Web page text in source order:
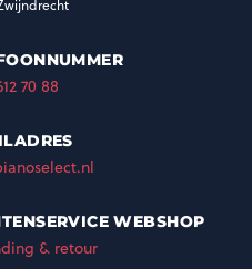
70 88
WEBSHOP
& retour